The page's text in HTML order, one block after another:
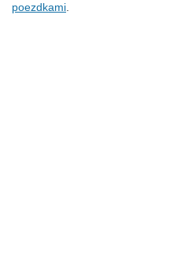
poezdkami.